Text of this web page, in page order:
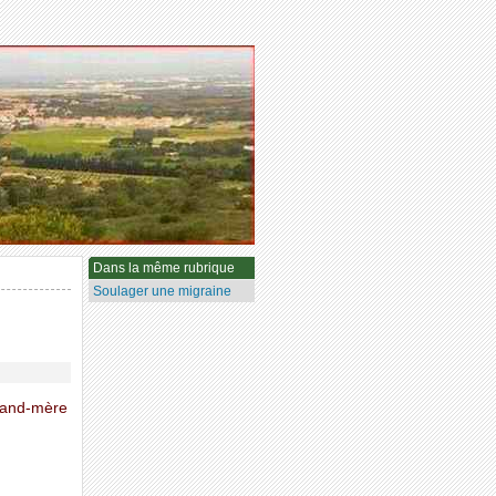
mère
Dans la même rubrique
Soulager une migraine